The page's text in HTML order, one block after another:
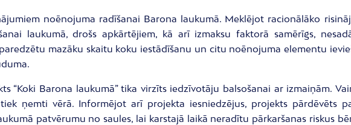
noēnojuma radīšanai Barona laukumā. Meklējot racionālāko
laukumā, drošs apkārtējiem, kā arī izmaksu faktorā samērīgs,
mazāku skaitu koku iestādīšanu un citu noēnojuma elementu
“Koki Barona laukumā” tika virzīts iedzīvotāju balsošanai ar izmaiņām.
ņemti vērā. Informējot arī projekta iesniedzējus, projekts pārdēvēts
patvērumu no saules, lai karstajā laikā neradītu pārkaršanas riskus